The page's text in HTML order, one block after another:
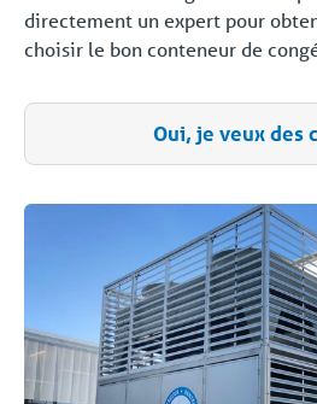
directement un expert pour
choisir le bon conteneur de
Oui, je veux des